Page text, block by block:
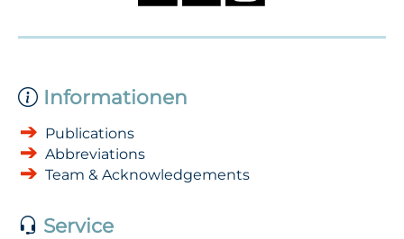
Informationen
Publications
Abbreviations
Team & Acknowledgements
Service